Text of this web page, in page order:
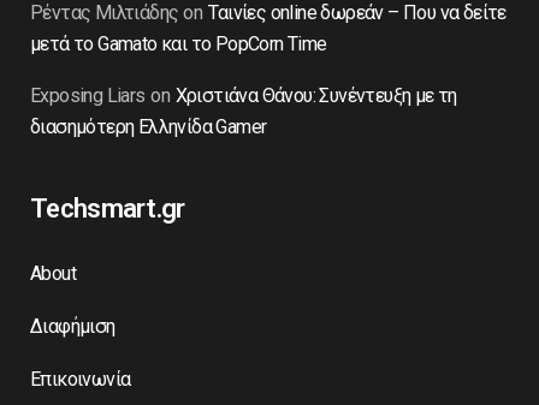
Ρέντας Μιλτιάδης onΤαινίες online δωρεάν – Που να δείτε
μετά το Gamato και το PopCorn Time
Exposing Liars on Χριστιάνα Θάνου: Συνέντευξη με τη
διασημότερη Ελληνίδα Gamer
Techsmart.gr
About
Διαφήμιση
Επικοινωνία